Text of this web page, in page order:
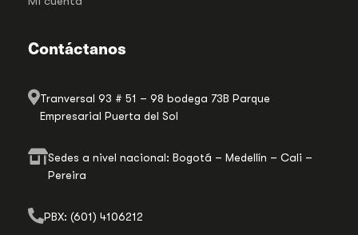
Contáctanos
Tranversal 93 # 51 – 98 bodega 73B Parque
Empresarial Puerta del Sol
Sedes a nivel nacional: Bogotá – Medellín – Cali –
Pereira
PBX: (601) 4106212